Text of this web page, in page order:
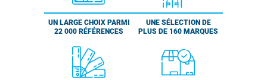
UN LARGE CHOIX PARMI
22 000 RÉFÉRENCES
UNE SÉLECTION DE
PLUS DE 160 MARQUES